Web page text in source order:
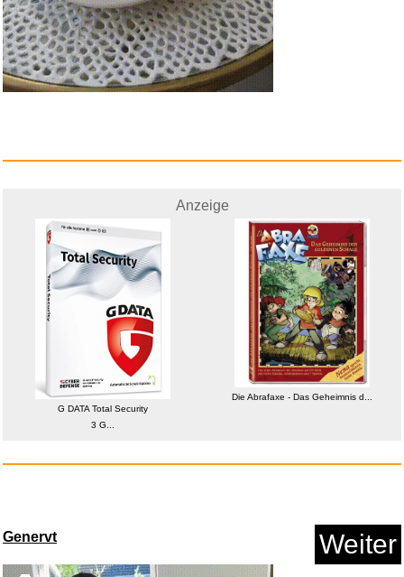
Runaway Maze: Find & Escape -
Anzeige
Guess Chrysalis
JUBE04108JWYGT...
Anzeige
Anzeige
G DATA Total Security
3 G...
Die Abrafaxe - Das Geheimnis d...
Genervt Weiter